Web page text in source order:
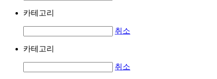
카테고리
취소
카테고리
취소